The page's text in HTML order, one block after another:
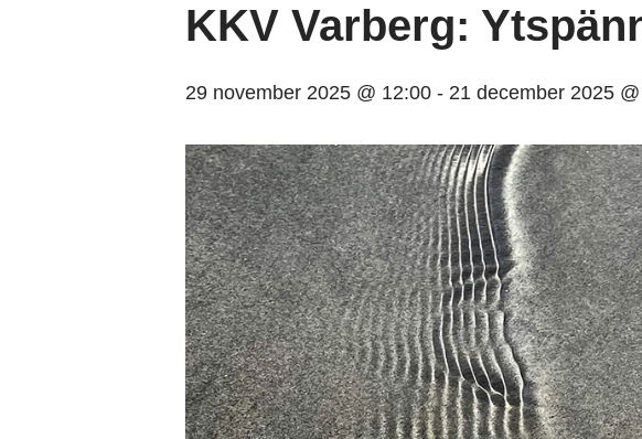
KKV Varberg:
29 november 2025 @ 12:00 - 21 december 2025